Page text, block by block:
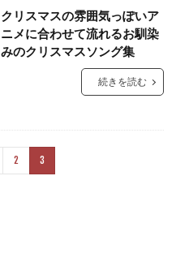
クリスマスの雰囲気っぽいア
ニメに合わせて流れるお馴染
みのクリスマスソング集
続きを読む
2 3